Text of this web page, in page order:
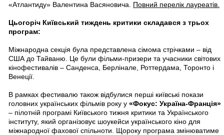
«Атлантиду» Валентина Васяновича. Повний перелік лауреатів.
Цьогоріч Київський тиждень критики складався з трьох
програм:
Міжнародна секція була представлена сімома стрічками – від
США до Тайваню. Це були фільми-призери та учасники світових
кінофестивалів – Санденса, Берлінале, Роттердама, Торонто і
Венеції.
В рамках фестивалю також відбулися перші київські покази
головних українських фільмів року у «Фокус: Україна-Франція»
– пілотній програмі Київського тижня критики та Українського
інституту, який організовує шоукейси українського кіно для
міжнародної фахової спільноти. Щороку програма змінюватиме